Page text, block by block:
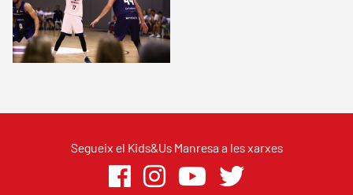
Segueix el Kids&Us Manresa a les xarxes